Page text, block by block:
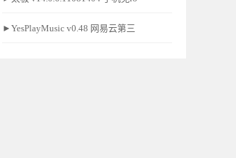
►YesPlayMusic v0.48 网易云第三